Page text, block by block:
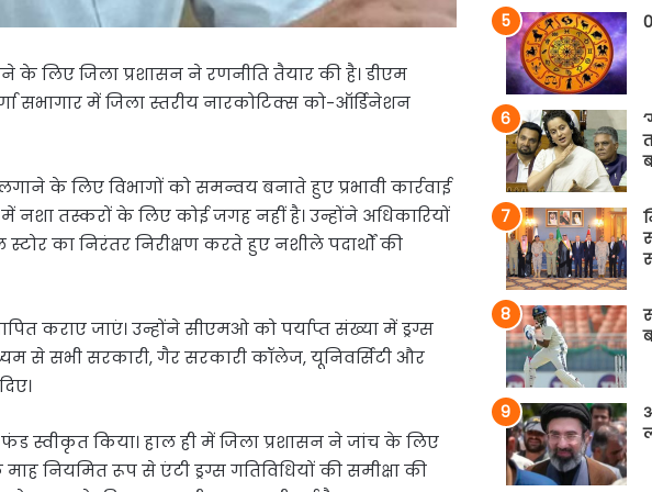
के लिए जिला प्रशासन ने रणनीति तैयार की है। डीएम
सभागार में जिला स्तरीय नारकोटिक्स को-ऑर्डिनेशन
के लिए विभागों को समन्वय बनाते हुए प्रभावी कार्रवाई
नशा तस्करों के लिए कोई जगह नहीं है। उन्होंने अधिकारियों
का निरंतर निरीक्षण करते हुए नशीले पदार्थों की
कराए जाएं। उन्होंने सीएमओ को पर्याप्त संख्या में ड्रग्स
से सभी सरकारी, गैर सरकारी कॉलेज, यूनिवर्सिटी और
स्वीकृत किया। हाल ही में जिला प्रशासन ने जांच के लिए
नियमित रूप से एंटी ड्रग्स गतिविधियों की समीक्षा की